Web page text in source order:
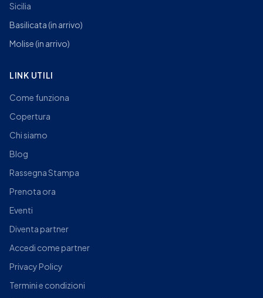
Sicilia
Basilicata(in arrivo)
Molise(in arrivo)
LINK UTILI
Come funziona
Copertura
Chi siamo
Blog
Rassegna Stampa
Prenota ora
Eventi
Diventa partner
Accedi come partner
Privacy Policy
Termini e condizioni